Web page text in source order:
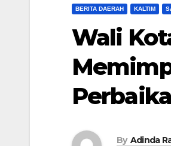
BERITA DAERAH KALTIM
Wali
By Adinda